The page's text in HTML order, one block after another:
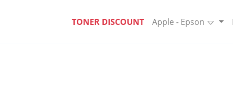
TONER DISCOUNT Apple - Epson